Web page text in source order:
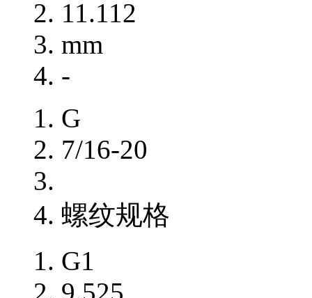
11.112
mm
-
G
7/16-20
螺纹规格
G1
9.525